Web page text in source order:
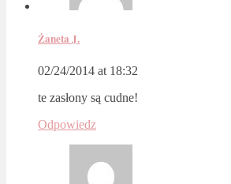
Żaneta J.
02/24/2014 at 18:32
te zasłony są cudne!
Odpowiedz